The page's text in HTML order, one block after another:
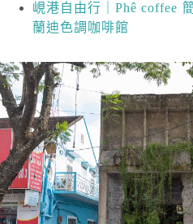
峴港自由行｜Phê coffee
蘭迪色調咖啡館